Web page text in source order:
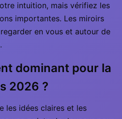
intuition, mais vérifiez les
importantes. Les miroirs
en vous et autour de
dominant pour la
2026 ?
les idées claires et les